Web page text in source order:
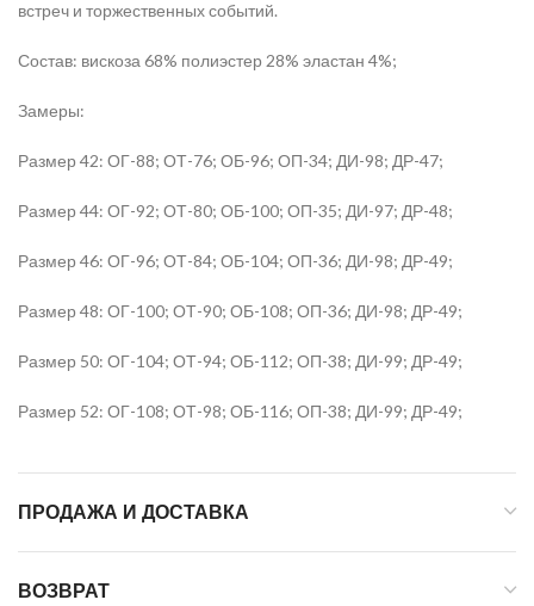
встреч и торжественных событий.
Состав: вискоза 68% полиэстер 28% эластан 4%;
Замеры:
Размер 42: ОГ-88; ОТ-76; ОБ-96; ОП-34; ДИ-98; ДР-47;
Размер 44: ОГ-92; ОТ-80; ОБ-100; ОП-35; ДИ-97; ДР-48;
Размер 46: ОГ-96; ОТ-84; ОБ-104; ОП-36; ДИ-98; ДР-49;
Размер 48: ОГ-100; ОТ-90; ОБ-108; ОП-36; ДИ-98; ДР-49;
Размер 50: ОГ-104; ОТ-94; ОБ-112; ОП-38; ДИ-99; ДР-49;
Размер 52: ОГ-108; ОТ-98; ОБ-116; ОП-38; ДИ-99; ДР-49;
ПРОДАЖА И ДОСТАВКА
ВОЗВРАТ